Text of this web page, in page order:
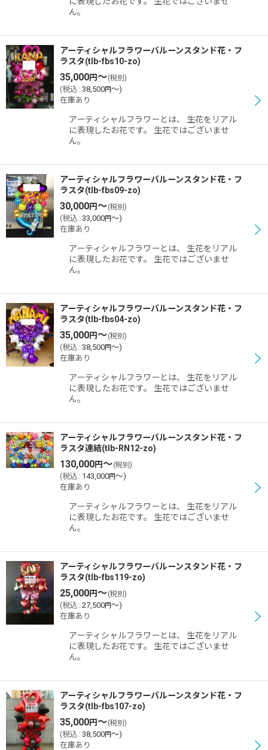
ん。
アーティシャルフラワーバルーンスタンド花・フ
ラスタ(tlb-fbs10-zo)
35,000円～(税別)
(税込 : 38,500円～)
在庫あり
アーティシャルフラワーとは、 生花をリアル
に表現したお花です。 生花ではございませ
ん。
アーティシャルフラワーバルーンスタンド花・フ
ラスタ(tlb-fbs09-zo)
30,000円～(税別)
(税込 : 33,000円～)
在庫あり
アーティシャルフラワーとは、 生花をリアル
に表現したお花です。 生花ではございませ
ん。
アーティシャルフラワーバルーンスタンド花・フ
ラスタ(tlb-fbs04-zo)
35,000円～(税別)
(税込 : 38,500円～)
在庫あり
アーティシャルフラワーとは、 生花をリアル
に表現したお花です。 生花ではございませ
ん。
アーティシャルフラワーバルーンスタンド花・フ
ラスタ連結(tlb-RN12-zo)
130,000円～(税別)
(税込 : 143,000円～)
在庫あり
アーティシャルフラワーとは、 生花をリアル
に表現したお花です。 生花ではございませ
ん。
アーティシャルフラワーバルーンスタンド花・フ
ラスタ(tlb-fbs119-zo)
25,000円～(税別)
(税込 : 27,500円～)
在庫あり
アーティシャルフラワーとは、 生花をリアル
に表現したお花です。 生花ではございませ
ん。
アーティシャルフラワーバルーンスタンド花・フ
ラスタ(tlb-fbs107-zo)
35,000円～(税別)
(税込 : 38,500円～)
在庫あり